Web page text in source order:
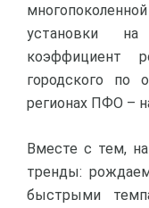
установки
коэффициент
городского по
регионах ПФО –
Вместе с тем,
тренды:
быстрыми